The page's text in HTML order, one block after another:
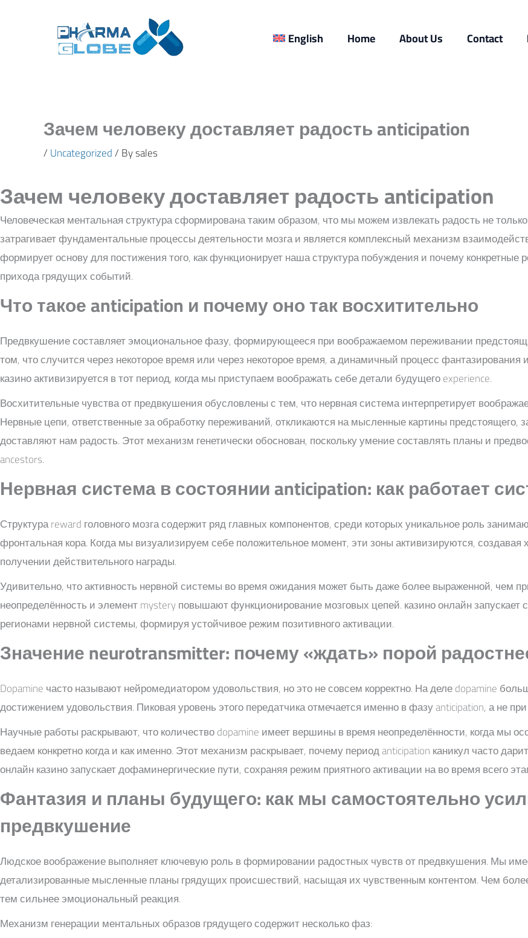
English Home About Us Contact
Зачем человеку доставляет радость anticipation
/Uncategorized/ Bysales
Зачем человеку доставляет радость anticipation
Человеческая ментальная структура сформирована таким образом, что мы можем извлекать радость не
затрагивает фундаментальные процессы деятельности мозга и является комплексный механизм
формирует основу для постижения того, как функционирует наша структура побуждения и почему
прихода грядущих событий.
Что такое anticipation и почему оно так восхитительно
Предвкушение составляет эмоциональное фазу, формирующееся при воображаемом переживании
том, что случится через некоторое время или через некоторое время, а динамичный процесс
казино активизируется в тот период, когда мы приступаем воображать себе детали будущего experience.
Восхитительные чувства от предвкушения обусловлены с тем, что нервная система интерпретирует
Нервные цепи, ответственные за обработку переживаний, откликаются на мысленные картины предстоящего,
доставляют нам радость. Этот механизм генетически обоснован, поскольку умение составлять планы и
ancestors.
Нервная система в состоянии anticipation: как работает
Структура reward головного мозга содержит ряд главных компонентов, среди которых уникальное роль
фронтальная кора. Когда мы визуализируем себе положительное момент, эти зоны активизируются, создавая
получении действительного награды.
Удивительно, что активность нервной системы во время ожидания может быть даже более выраженной, чем
неопределённость и элемент mystery повышают функционирование мозговых цепей. казино онлайн
регионами нервной системы, формируя устойчивое режим позитивного активации.
Значение neurotransmitter: почему «ждать» порой
Dopamine часто называют нейромедиатором удовольствия, но это не совсем корректно. На деле dopamine
достижением удовольствия. Пиковая уровень этого передатчика отмечается именно в фазу anticipation, а не
Научные работы раскрывают, что количество dopamine имеет вершины в время неопределённости, когда мы
ведаем конкретно когда и как именно. Этот механизм раскрывает, почему период anticipation каникул часто
онлайн казино запускает дофаминергические пути, сохраняя режим приятного активации на во время всего
Фантазия и планы будущего: как мы самостоятельно
предвкушение
Людское воображение выполняет ключевую роль в формировании радостных чувств от предвкушения. Мы
детализированные мысленные планы грядущих происшествий, насыщая их чувственным контентом. Чем
тем сильнее эмоциональный реакция.
Механизм генерации ментальных образов грядущего содержит несколько фаз: